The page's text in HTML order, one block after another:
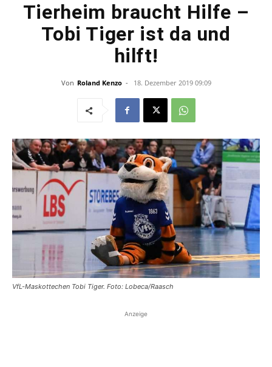
Tierheim braucht Hilfe –
Tobi Tiger ist da und
hilft!
Von Roland Kenzo - 18. Dezember 2019 09:09
VfL-Maskottechen Tobi Tiger. Foto: Lobeca/Raasch
Anzeige